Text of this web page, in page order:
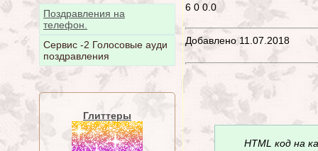
Поздравления на
телефон.
Сервис -2 Голосовые ауди
поздравления
Глиттеры
6 0 0.0
Добавлено 11.07.2018
HTML код на